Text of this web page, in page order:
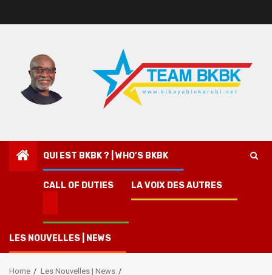
QUI EST BKBK ? | WHO’S BKBK
CALL OF DUTIES LA VOIX DES AUTRES
LES NOUVELLES | NEWS
Home
Les Nouvelles | News